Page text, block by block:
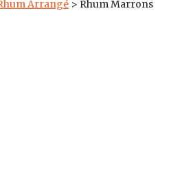
Arrangé > Rhum Marrons